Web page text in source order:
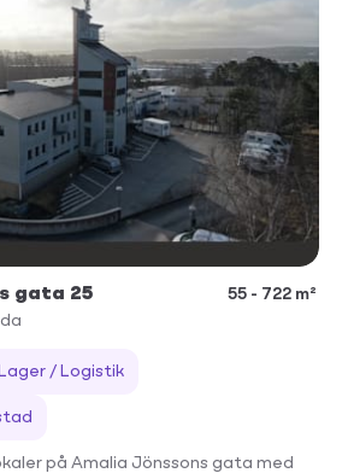
gata 25
55 - 722 m²
Lager / Logistik
på Amalia Jönssons gata med